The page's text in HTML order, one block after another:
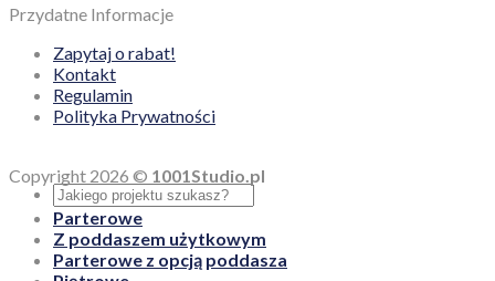
Przydatne Informacje
Zapytaj o rabat!
Kontakt
Regulamin
Polityka Prywatności
Copyright 2026 © 1001Studio.pl
Parterowe
Z poddaszem użytkowym
Parterowe z opcją poddasza